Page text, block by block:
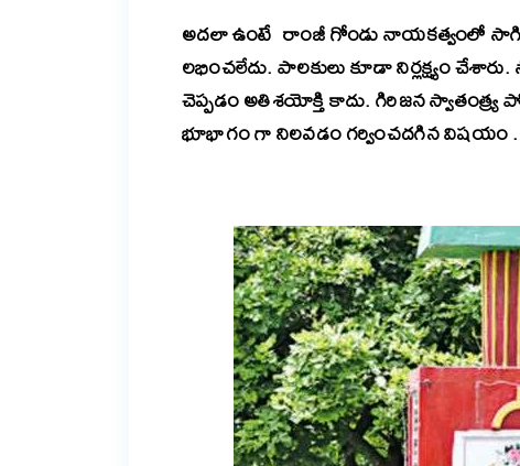
అదలా ఉంటే రాంజీ గోండు నాయకత్వంలో
లభించలేదు. పాలకులు కూడా నిర్లక్ష్యం
చెప్పడం అతిశయోక్తి కాదు. గిరిజన
భూభాగం గా నిలవడం గర్వించదగిన విషయం .